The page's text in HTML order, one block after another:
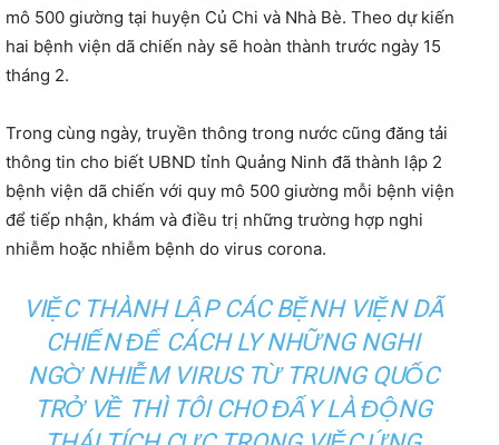
h
á
t
m
t
h
a
n
mô 500 giường tại huyện Củ Chi và Nhà Bè. Theo dự kiến
hai bệnh viện dã chiến này sẽ hoàn thành trước ngày 15
tháng 2.
Trong cùng ngày, truyền thông trong nước cũng đăng tải
thông tin cho biết UBND tỉnh Quảng Ninh đã thành lập 2
bệnh viện dã chiến với quy mô 500 giường mỗi bệnh viện
để tiếp nhận, khám và điều trị những trường hợp nghi
nhiễm hoặc nhiễm bệnh do virus corona.
VIỆC THÀNH LẬP CÁC BỆNH VIỆN DÃ
CHIẾN ĐỂ CÁCH LY NHỮNG NGHI
NGỜ NHIỄM VIRUS TỪ TRUNG QUỐC
TRỞ VỀ THÌ TÔI CHO ĐẤY LÀ ĐỘNG